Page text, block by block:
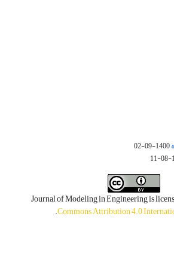
1400-09-02
Journal of Modeling in Engineering is
Commons Attribution 4.0
.